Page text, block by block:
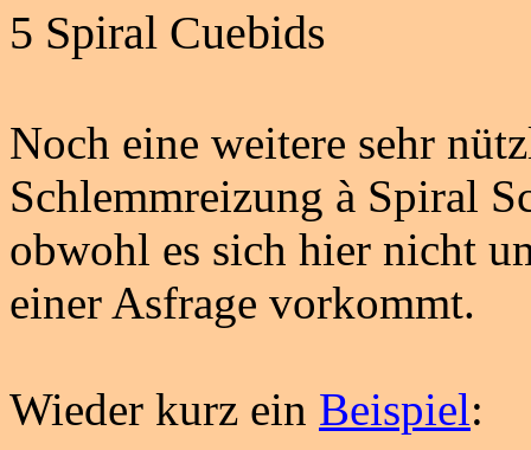
5 Spiral Cuebids
Noch eine weitere sehr
Schlemmreizung à Spiral
obwohl es sich hier nicht
einer Asfrage vorkommt.
Wieder kurz ein Beispiel: